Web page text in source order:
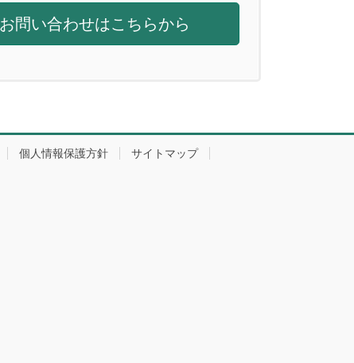
お問い合わせはこちらから
個人情報保護方針 サイトマップ